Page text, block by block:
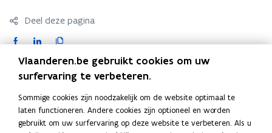
t
e
r
)
n
s
t
e
)
n
e
u
w
n
t
n
i
e
u
w
n
d
o
p
n
t
i
D
b
e
s
n
Deel deze pagina
F
L
e
d
i
K
e
e
r
Contact
Team kwalificerend werkplekleren
Vlaanderen.be gebruikt cookies om uw
surfervaring te verbeteren.
Sommige cookies zijn noodzakelijk om de website optimaal te
laten functioneren. Andere cookies zijn optioneel en worden
gebruikt om uw surfervaring op deze website te verbeteren. Als u